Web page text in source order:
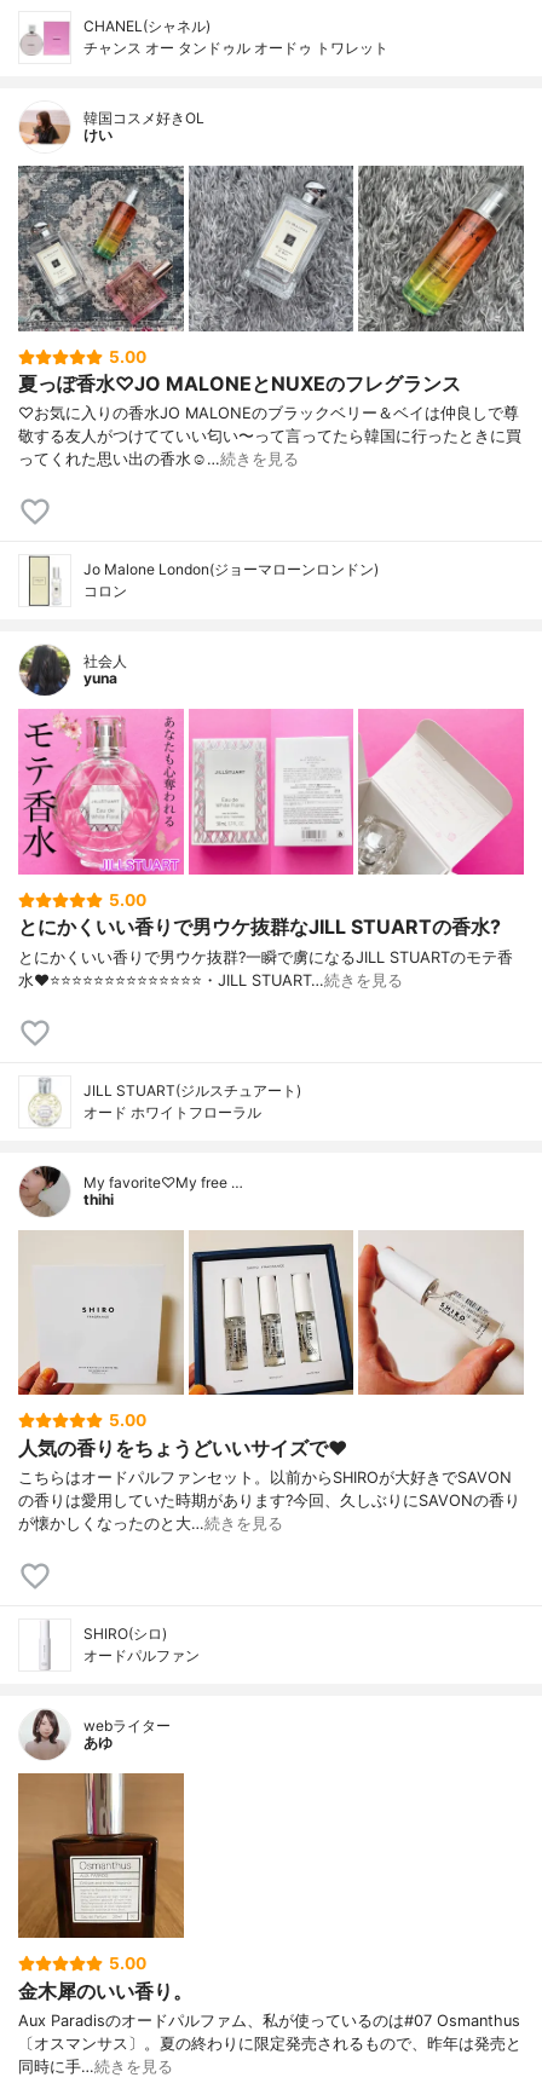
CHANEL(シャネル)
チャンス オー タンドゥル オードゥ トワレット
韓国コスメ好きOL
けい
5.00
夏っぽ香水♡JO MALONEとNUXEのフレグランス
♡お気に入りの香水JO MALONEのブラックベリー＆ベイは仲良しで尊
敬する友人がつけてていい匂い〜って言ってたら韓国に行ったときに買
ってくれた思い出の香水☺️…続きを見る
Jo Malone London(ジョーマローンロンドン)
コロン
社会人
yuna
5.00
とにかくいい香りで男ウケ抜群なJILL STUARTの香水?
とにかくいい香りで男ウケ抜群?一瞬で虜になるJILL STUARTのモテ香
水❤️⭐️⭐️⭐️⭐️⭐️⭐️⭐️⭐️⭐️⭐️⭐️⭐️⭐️⭐️・JILL STUART…続きを見る
JILL STUART(ジルスチュアート)
オード ホワイトフローラル
My favorite♡My free …
thihi
5.00
人気の香りをちょうどいいサイズで❤️
こちらはオードパルファンセット。以前からSHIROが大好きでSAVON
の香りは愛用していた時期があります?今回、久しぶりにSAVONの香り
が懐かしくなったのと大…続きを見る
SHIRO(シロ)
オードパルファン
webライター
あゆ
5.00
金木犀のいい香り。
Aux Paradisのオードパルファム、私が使っているのは#07 Osmanthus
〔オスマンサス〕。夏の終わりに限定発売されるもので、昨年は発売と
同時に手…続きを見る